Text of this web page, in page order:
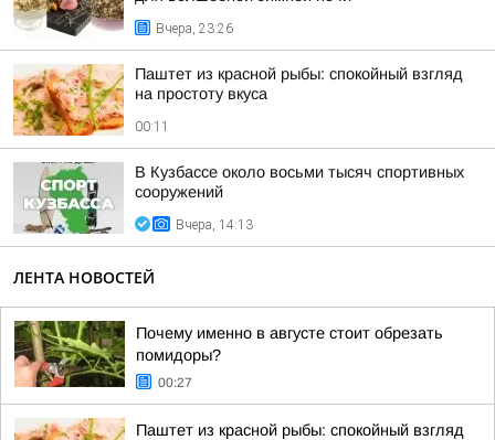
Вчера, 23:26
Паштет из красной рыбы: спокойный взгляд
на простоту вкуса
00:11
В Кузбассе около восьми тысяч спортивных
сооружений
Вчера, 14:13
ЛЕНТА НОВОСТЕЙ
Почему именно в августе стоит обрезать
помидоры?
00:27
Паштет из красной рыбы: спокойный взгляд